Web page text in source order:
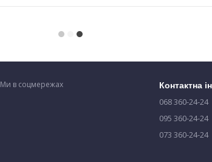
Ми в соцмережах Контактна
068 360-24-24
095 360-24-24
073 360-24-24